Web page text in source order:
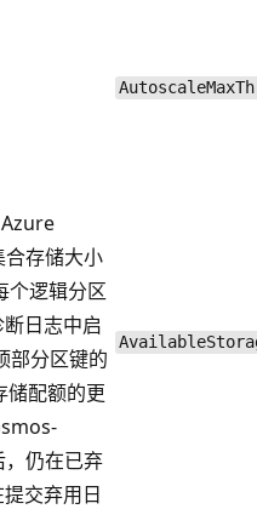
存储大小
个逻辑分区
日志中启
部分区键的
储配额的更
仍在已弃
交弃用日